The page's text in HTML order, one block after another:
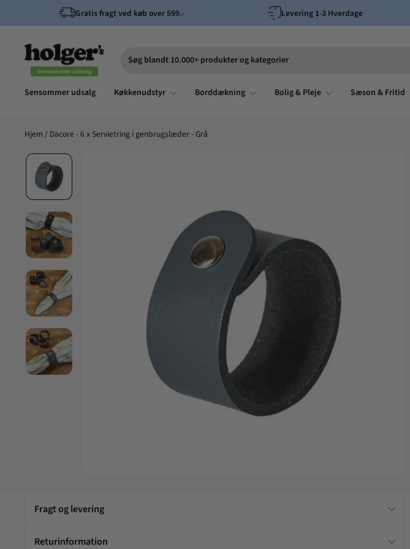
Gratis fragt ved køb over 599.- Levering 1-3 Hverdage
Søg blandt 10.000+ produkter og kategorier
Søg
Sensommer udsalg
Køkkenudstyr Borddækning Bolig & Pleje Sæson & Fritid
Hjem / Dacore - 6 x Servietring i genbrugslæder - Grå
Fragt og levering
Returinformation